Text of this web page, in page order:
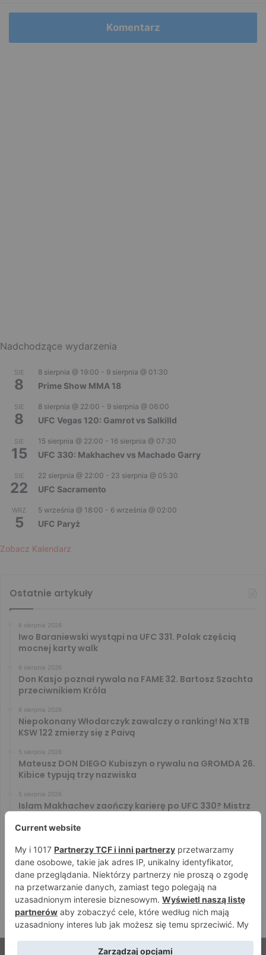
Komentarz
Nadchodzące wydarzenia
SIE
8
8 sierpnia @ 19:00 - 9 sierpnia @ 01:30
Prime Show MMA 18
SIE
8
8 sierpnia @ 22:00 - 9 sierpnia @ 06:00
UFC Vegas 120: Gamrot vs Salkilld
SIE
15
15 sierpnia @ 22:00 - 16 sierpnia @ 07:30
UFC 330: Makhachev vs Machado Garry
SIE
22
22 sierpnia @ 22:00 - 23 sierpnia @ 05:30
UFC Sacramento
WRZ
5
5 września @ 18:00 - 6 września @ 02:00
UFC Paryż
Zobacz Kalendarz
Ostatnie artykuły
6 sierpnia 2026
Iwo Baraniewski wystąpi na UFC 331. Polak częścią
mocnej karty walk
6 sierpnia 2026
Don Kasjo poznał rywala na FAME 32. Bartosz Szachta
przeciwnikiem Króla
6 sierpnia 2026
Niepokonany Włodarczyk zawalczy o ranking! Na XTB
KSW 122 zmierzy się z Paivą
5 sierpnia 2026
Mateusz DON DIEGO Kubiszyn o rywalu na GROMDA 26.
Kibice typują trzy nazwiska
5 sierpnia 2026
Islam Makhachev zaończy karierę po UFC 330? Mistrz
Tańcula nie gryzł się w język. Wymowna sugestia o
zachowaniu Jacka Murańskiego [VIDEO]
4 sierpnia 2026
Ostre spojrzenia Jóźwiaka i Ryty. Zobacz face to face
przed PRIME 18